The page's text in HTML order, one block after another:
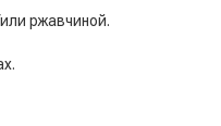
ржавчиной.